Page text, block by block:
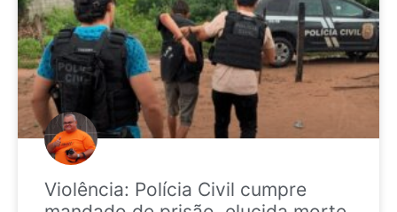
Violência: Polícia Civil cumpre